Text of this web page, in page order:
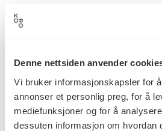
Denne nettsiden anvender
Vi bruker informasjonskapsler for
annonser et personlig preg, for å
mediefunksjoner og for å
dessuten informasjon om hvordan
Vegginstallasjon